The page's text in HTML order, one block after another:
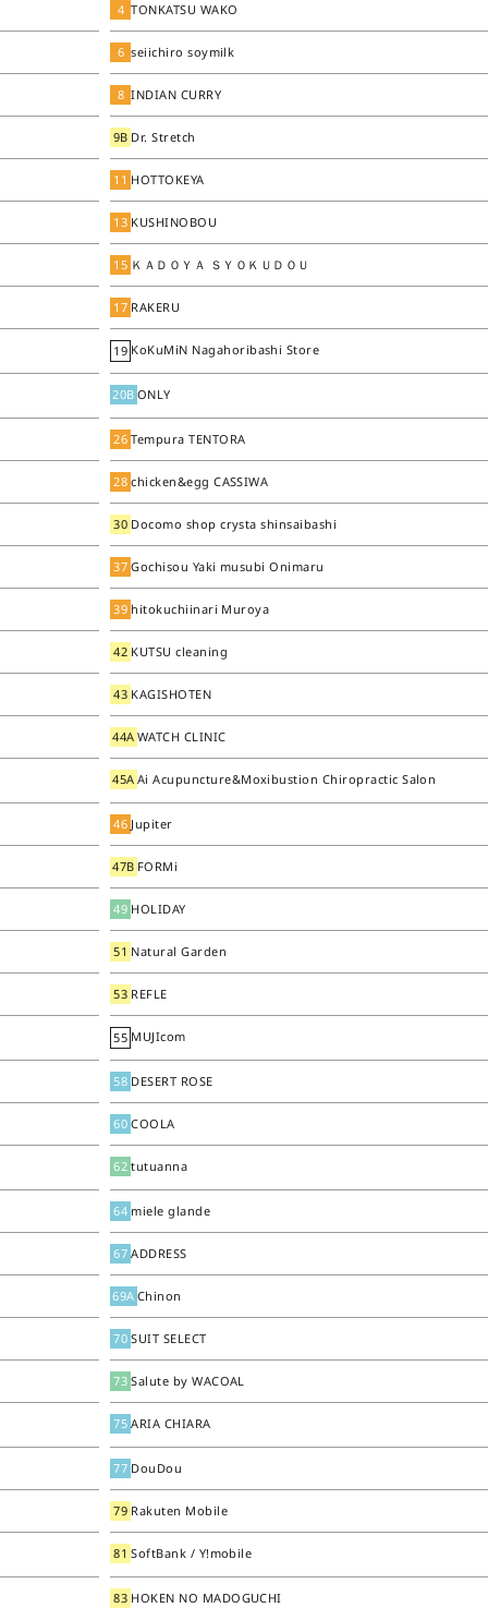
4 TONKATSU WAKO
6 seiichiro soymilk
8 INDIAN CURRY
9B Dr. Stretch
11 HOTTOKEYA
13 KUSHINOBOU
15 ＫＡＤＯＹＡ ＳＹＯＫＵＤＯＵ
17 RAKERU
19 KoKuMiN Nagahoribashi Store
20B ONLY
26 Tempura TENTORA
28 chicken&egg CASSIWA
30 Docomo shop crysta shinsaibashi
37 Gochisou Yaki musubi Onimaru
39 hitokuchiinari Muroya
42 KUTSU cleaning
43 KAGISHOTEN
44A WATCH CLINIC
45A Ai Acupuncture&Moxibustion Chiropractic Salon
46 Jupiter
47B FORMi
49 HOLIDAY
51 Natural Garden
53 REFLE
55 MUJIcom
58 DESERT ROSE
60 COOLA
62 tutuanna
64 miele glande
67 ADDRESS
69A Chinon
70 SUIT SELECT
73 Salute by WACOAL
75 ARIA CHIARA
77 DouDou
79 Rakuten Mobile
81 SoftBank / Y!mobile
83 HOKEN NO MADOGUCHI